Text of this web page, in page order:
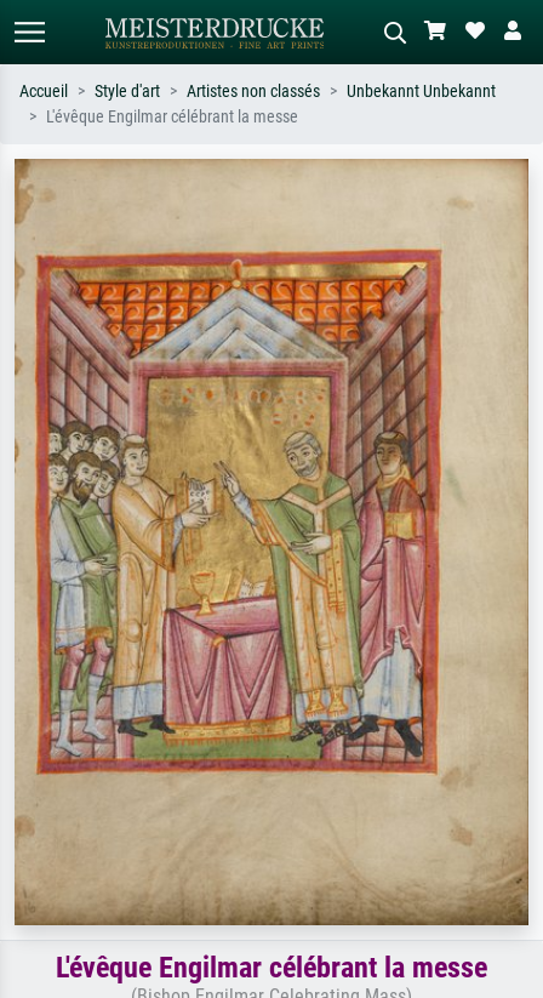
Recherchez par artiste, titre ou style –
abstrait avec beaucoup de rouge,
arbre.
Accueil Style d'art Artistes non classés
Unbekannt Unbekannt
L'évêque Engilmar célébrant la messe
L'évêque Engilmar célébrant la messe